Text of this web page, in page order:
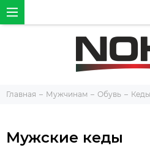
Главная Мужчинам Обувь Кеды
Мужские кеды